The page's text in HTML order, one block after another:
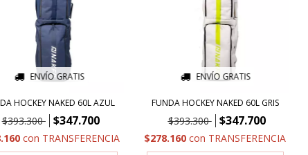
ENVÍO GRATIS
HOCKEY NAKED 60L AZUL
$393.300 $347.700
con TRANSFERENCIA
ENVÍO GRATIS
FUNDA HOCKEY NAKED 60L GRIS
$393.300 $347.700
$278.160con TRANSFERENCIA